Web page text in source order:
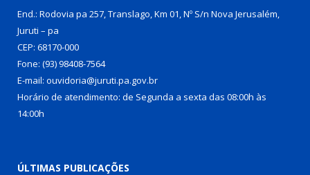
End.: Rodovia pa 257, Translago, Km 01, Nº S/n Nova Jerusalém,
Juruti – pa
CEP: 68170-000
Fone: (93) 98408-7564
E-mail: ouvidoria@juruti.pa.gov.br
Horário de atendimento: de Segunda a sexta das 08:00h às
14:00h
ÚLTIMAS PUBLICAÇÕES